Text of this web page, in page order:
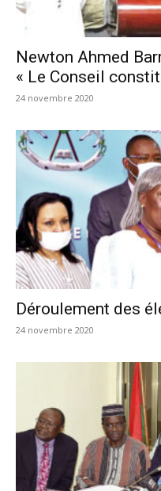
Newton Ahmed
« Le Conseil
24 novembre 2020
Déroulement des
24 novembre 2020